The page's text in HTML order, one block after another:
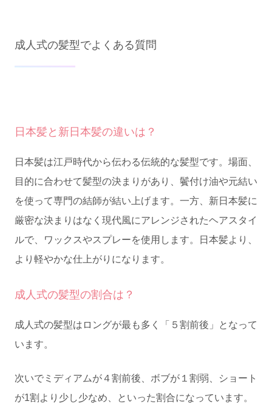
成人式の髪型でよくある質問
日本髪と新日本髪の違いは？
日本髪は江戸時代から伝わる伝統的な髪型です。場面、
目的に合わせて髪型の決まりがあり、鬢付け油や元結い
を使って専門の結師が結い上げます。一方、新日本髪に
厳密な決まりはなく現代風にアレンジされたヘアスタイ
ルで、ワックスやスプレーを使用します。日本髪より、
より軽やかな仕上がりになります。
成人式の髪型の割合は？
成人式の髪型はロングが最も多く「５割前後」となって
います。
次いでミディアムが４割前後、ボブが１割弱、ショート
が1割より少し少なめ、といった割合になっています。